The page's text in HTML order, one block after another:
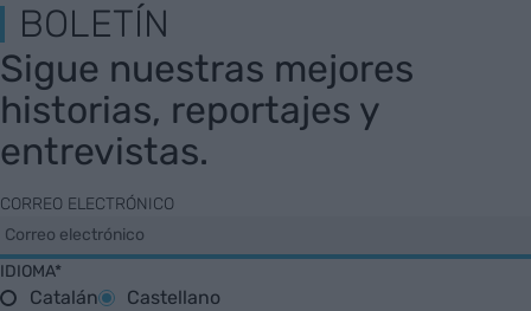
BOLETÍN
Sigue nuestras mejores
historias, reportajes y
entrevistas.
CORREO ELECTRÓNICO
IDIOMA*
Catalán
Castellano